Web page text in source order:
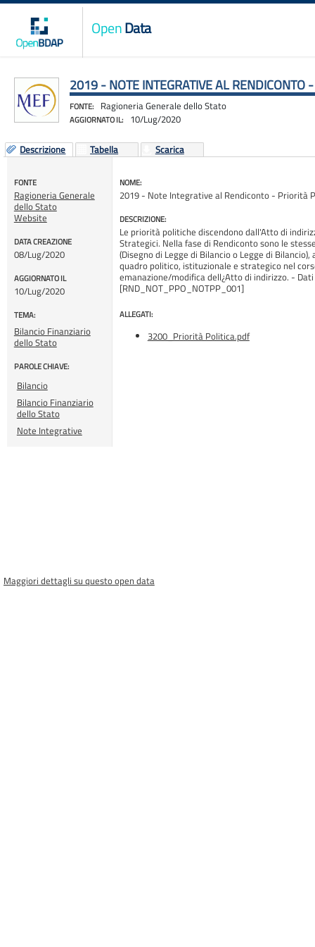
OpenData
2019 - NOTE INTEGRATIVE AL RENDICONTO
FONTE: Ragioneria Generale dello Stato
AGGIORNATO IL: 10/Lug/2020
Descrizione Tabella Scarica
FONTE
Ragioneria Generale
dello Stato
Website
DATA CREAZIONE
08/Lug/2020
AGGIORNATO IL
10/Lug/2020
TEMA:
Bilancio Finanziario
dello Stato
PAROLE CHIAVE:
Bilancio
Bilancio Finanziario
dello Stato
Note Integrative
NOME:
2019 - Note Integrative al Rendiconto - Priorità
DESCRIZIONE:
Le priorità politiche discendono dall'Atto di
Strategici. Nella fase di Rendiconto sono le
(Disegno di Legge di Bilancio o Legge di
quadro politico, istituzionale e strategico nel
emanazione/modifica dell¿Atto di indirizzo. -
[RND_NOT_PPO_NOTPP_001]
ALLEGATI:
3200_Priorità Politica.pdf
Maggiori dettagli su questo open data